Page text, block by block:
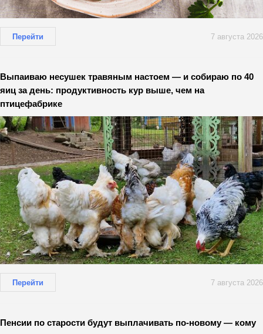
Перейти 7 августа 2026
Выпаиваю несушек травяным настоем — и собираю по 40
яиц за день: продуктивность кур выше, чем на
птицефабрике
Перейти 7 августа 2026
Пенсии по старости будут выплачивать по-новому — кому